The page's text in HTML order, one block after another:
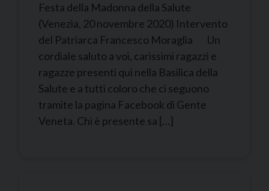
Festa della Madonna della Salute
(Venezia, 20 novembre 2020) Intervento
del Patriarca Francesco Moraglia Un
cordiale saluto a voi, carissimi ragazzi e
ragazze presenti qui nella Basilica della
Salute e a tutti coloro che ci seguono
tramite la pagina Facebook di Gente
Veneta. Chi è presente sa […]